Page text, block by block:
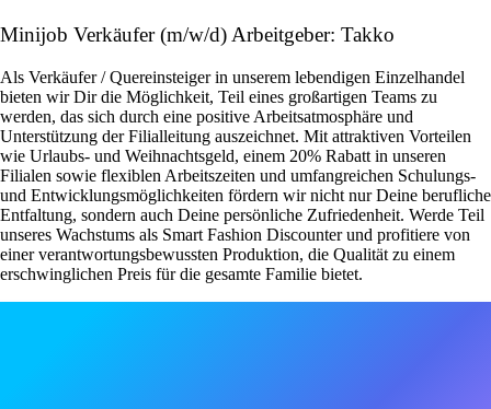
Minijob Verkäufer (m/w/d) Arbeitgeber: Takko
Als Verkäufer / Quereinsteiger in unserem lebendigen Einzelhandel
bieten wir Dir die Möglichkeit, Teil eines großartigen Teams zu
werden, das sich durch eine positive Arbeitsatmosphäre und
Unterstützung der Filialleitung auszeichnet. Mit attraktiven Vorteilen
wie Urlaubs- und Weihnachtsgeld, einem 20% Rabatt in unseren
Filialen sowie flexiblen Arbeitszeiten und umfangreichen Schulungs-
und Entwicklungsmöglichkeiten fördern wir nicht nur Deine berufliche
Entfaltung, sondern auch Deine persönliche Zufriedenheit. Werde Teil
unseres Wachstums als Smart Fashion Discounter und profitiere von
einer verantwortungsbewussten Produktion, die Qualität zu einem
erschwinglichen Preis für die gesamte Familie bietet.